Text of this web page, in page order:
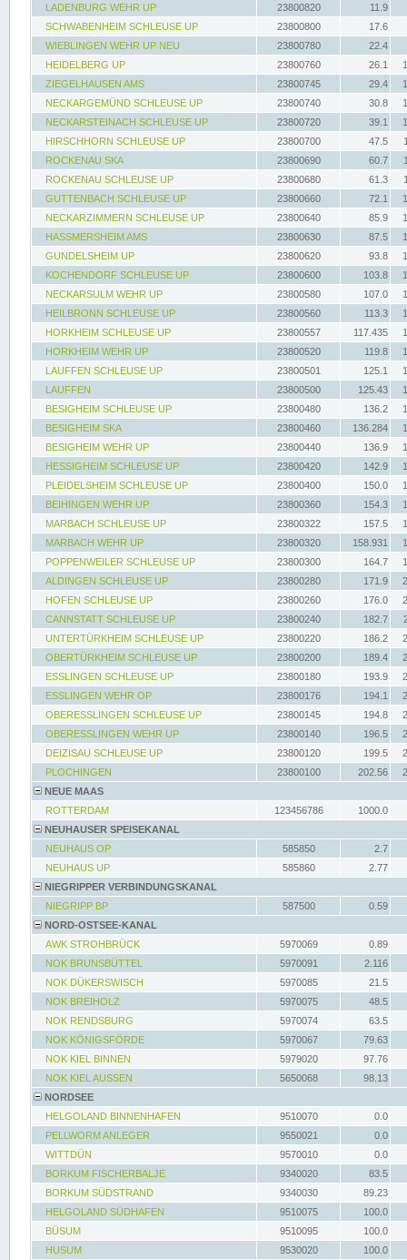
LADENBURG WEHR UP
23800820
11.9
SCHWABENHEIM SCHLEUSE UP
23800800
17.6
WIEBLINGEN WEHR UP NEU
23800780
22.4
HEIDELBERG UP
23800760 26.1
ZIEGELHAUSEN AMS
23800745 29.4
NECKARGEMÜND SCHLEUSE UP
23800740 30.8
NECKARSTEINACH SCHLEUSE UP
23800720 39.1
HIRSCHHORN SCHLEUSE UP
23800700 47.5
ROCKENAU SKA
23800690 60.7
ROCKENAU SCHLEUSE UP
23800680 61.3
GUTTENBACH SCHLEUSE UP
23800660 72.1
NECKARZIMMERN SCHLEUSE UP
23800640 85.9
HASSMERSHEIM AMS
23800630 87.5
GUNDELSHEIM UP
23800620 93.8
KOCHENDORF SCHLEUSE UP
23800600 103.8
NECKARSULM WEHR UP
23800580 107.0
HEILBRONN SCHLEUSE UP
23800560 113.3
HORKHEIM SCHLEUSE UP
23800557 117.435
HORKHEIM WEHR UP
23800520 119.8
LAUFFEN SCHLEUSE UP
23800501 125.1
LAUFFEN
23800500 125.43
BESIGHEIM SCHLEUSE UP
23800480 136.2
BESIGHEIM SKA
23800460 136.284
BESIGHEIM WEHR UP
23800440 136.9
HESSIGHEIM SCHLEUSE UP
23800420 142.9
PLEIDELSHEIM SCHLEUSE UP
23800400 150.0
BEIHINGEN WEHR UP
23800360 154.3
MARBACH SCHLEUSE UP
23800322 157.5
MARBACH WEHR UP
23800320 158.931
POPPENWEILER SCHLEUSE UP
23800300 164.7
ALDINGEN SCHLEUSE UP
23800280 171.9
HOFEN SCHLEUSE UP
23800260 176.0
CANNSTATT SCHLEUSE UP
23800240 182.7
UNTERTÜRKHEIM SCHLEUSE UP
23800220 186.2
OBERTÜRKHEIM SCHLEUSE UP
23800200 189.4
ESSLINGEN SCHLEUSE UP
23800180 193.9
ESSLINGEN WEHR OP
23800176 194.1
OBERESSLINGEN SCHLEUSE UP
23800145 194.8
OBERESSLINGEN WEHR UP
23800140 196.5
DEIZISAU SCHLEUSE UP
23800120 199.5
PLOCHINGEN
23800100 202.56
NEUE MAAS
ROTTERDAM
123456786
1000.0
NEUHAUSER SPEISEKANAL
NEUHAUS OP
585850
2.7
NEUHAUS UP
585860
2.77
NIEGRIPPER VERBINDUNGSKANAL
NIEGRIPP BP
587500
0.59
NORD-OSTSEE-KANAL
AWK STROHBRÜCK
5970069
0.89
NOK BRUNSBÜTTEL
5970091
2.116
NOK DÜKERSWISCH
5970085
21.5
NOK BREIHOLZ
5970075
48.5
NOK RENDSBURG
5970074
63.5
NOK KÖNIGSFÖRDE
5970067
79.63
NOK KIEL BINNEN
5979020
97.76
NOK KIEL AUSSEN
5650068
98.13
NORDSEE
HELGOLAND BINNENHAFEN
9510070
0.0
PELLWORM ANLEGER
9550021
0.0
WITTDÜN
9570010
0.0
BORKUM FISCHERBALJE
9340020
83.5
BORKUM SÜDSTRAND
9340030
89.23
HELGOLAND SÜDHAFEN
9510075
100.0
BÜSUM
9510095
100.0
HUSUM
9530020 100.0